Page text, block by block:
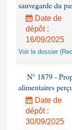
Baromètre de
Dossiers
Budget et
Questions
sauvegarde du
Date de
dépôt :
16/09/2025
Voir le dossier
N° 1879 -
alimentaires
Date de
dépôt :
30/09/2025